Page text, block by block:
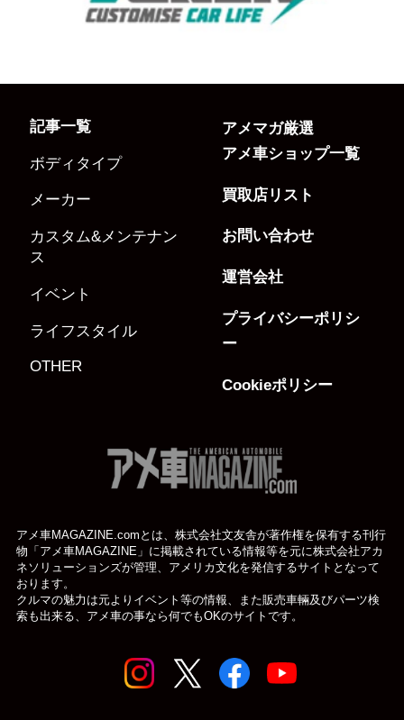
記事一覧
ボディタイプ
メーカー
カスタム&メンテナン
ス
イベント
ライフスタイル
OTHER
アメマガ厳選
アメ車ショップ一覧
買取店リスト
お問い合わせ
運営会社
プライバシーポリシ
ー
Cookieポリシー
アメ車MAGAZINE.comとは、株式会社文友舎が著作権を保有する刊行
物「アメ車MAGAZINE」に掲載されている情報等を元に株式会社アカ
ネソリューションズが管理、アメリカ文化を発信するサイトとなって
おります。
クルマの魅力は元よりイベント等の情報、また販売車輛及びパーツ検
索も出来る、アメ車の事なら何でもOKのサイトです。